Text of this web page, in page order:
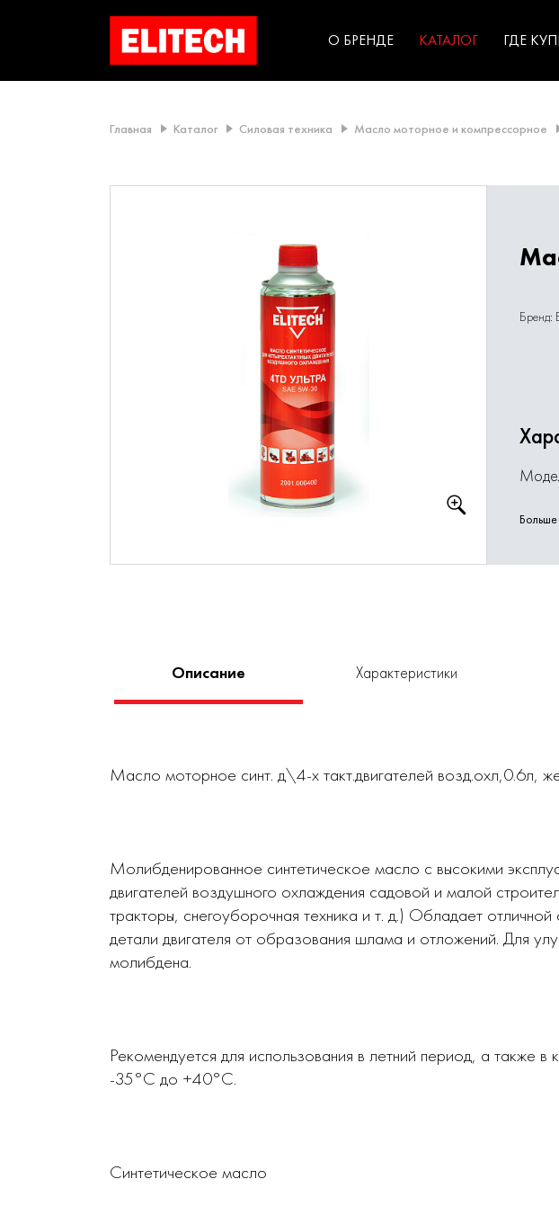
О БРЕНДЕ КАТАЛОГ ГДЕ
Главная Каталог Силовая техника Масло моторное и компрессорное
Бренд:
Описание Характеристики
Масло моторное синт. д\4-х такт.двигателей возд.охл,0.6л,
Молибденированное синтетическое масло с высокими
двигателей воздушного охлаждения садовой и малой
тракторы, снегоуборочная техника и т. д.) Обладает
детали двигателя от образования шлама и отложений. Для
молибдена.
Рекомендуется для использования в летний период, а также
-35°С до +40°С.
Синтетическое масло